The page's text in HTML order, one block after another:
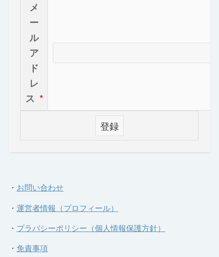
メ
ー
ル
ア
ド
レ
ス *
・ お問い合わせ
・ 運営者情報（プロフィール）
・ プラバシーポリシー（個人情報保護方針）
・ 免責事項